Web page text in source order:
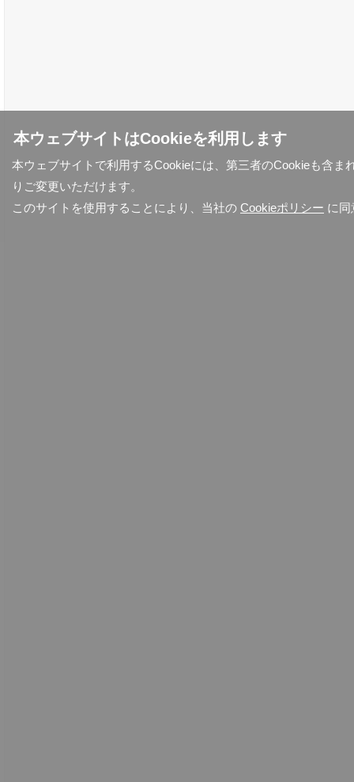
本ウェブサイトはCookieを利用します
本ウェブサイトで利用するCookieには、第三者のCookieも含
りご変更いただけます。
このサイトを使用することにより、当社の Cookieポリシー に